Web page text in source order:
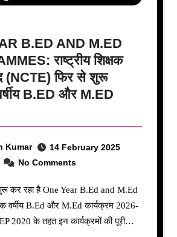
B.ED AND M.ED
राष्ट्रीय शिक्षक
(NCTE) फिर से शुरू
B.ED और M.ED
Kumar
14 February 2025
No Comments
वर्षीय B.Ed और M.Ed कार्यक्रम 2026-
2020 के तहत इन कार्यक्रमों की पूरी…